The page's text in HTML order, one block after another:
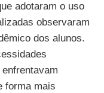
adotaram o uso
observaram
dos alunos.
forma mais